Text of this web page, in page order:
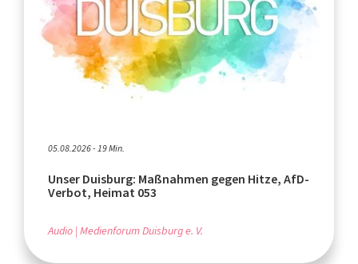
05.08.2026 - 19 Min.
Unser Duisburg: Maßnahmen gegen Hitze, AfD-
Verbot, Heimat 053
Audio Medienforum Duisburg e. V.